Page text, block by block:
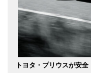
トヨタ・プリウスが安